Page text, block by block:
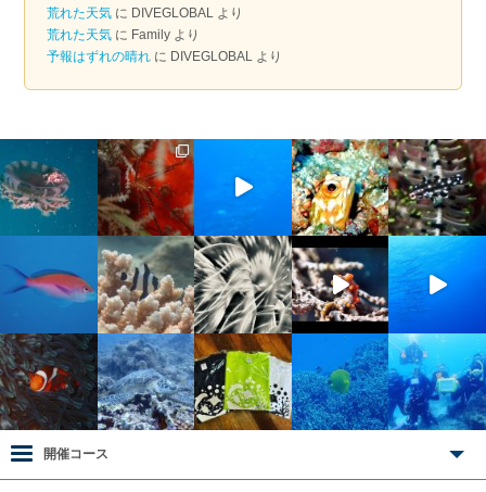
荒れた天気 に DIVEGLOBAL
より
荒れた天気 に Family より
予報はずれの晴れ に DIVEGLOBAL より
開催コース